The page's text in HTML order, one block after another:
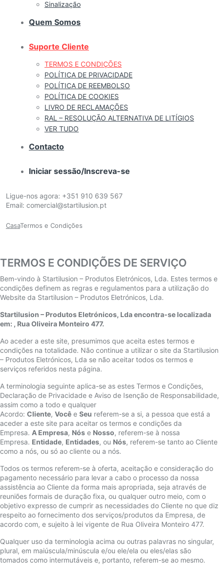
Sinalização
Quem Somos
Suporte Cliente
TERMOS E CONDIÇÕES
POLÍTICA DE PRIVACIDADE
POLÍTICA DE REEMBOLSO
POLÍTICA DE COOKIES
LIVRO DE RECLAMAÇÕES
RAL – RESOLUÇÃO ALTERNATIVA DE LITÍGIOS
VER TUDO
Contacto
Iniciar sessão/Inscreva-se
Ligue-nos agora: +351 910 639 567
Email: comercial@startilusion.pt
CasaTermos e Condições
TERMOS E CONDIÇÕES DE SERVIÇO
Bem-vindo à Startilusion – Produtos Eletrónicos, Lda. Estes termos e
condições definem as regras e regulamentos para a utilização do
Website da Startilusion – Produtos Eletrónicos, Lda.
Startilusion – Produtos Eletrónicos, Lda encontra-se localizada
em: , Rua Oliveira Monteiro 477.
Ao aceder a este site, presumimos que aceita estes termos e
condições na totalidade. Não continue a utilizar o site da Startilusion
– Produtos Eletrónicos, Lda se não aceitar todos os termos e
serviços referidos nesta página.
A terminologia seguinte aplica-se as estes Termos e Condições,
Declaração de Privacidade e Aviso de Isenção de Responsabilidade,
assim como a todo e qualquer
Acordo: Cliente, Você e Seu referem-se a si, a pessoa que está a
aceder a este site para aceitar os termos e condições da
Empresa. A Empresa, Nós e Nosso, referem-se à nossa
Empresa. Entidade, Entidades, ou Nós, referem-se tanto ao Cliente
como a nós, ou só ao cliente ou a nós.
Todos os termos referem-se à oferta, aceitação e consideração do
pagamento necessário para levar a cabo o processo da nossa
assistência ao Cliente da forma mais apropriada, seja através de
reuniões formais de duração fixa, ou qualquer outro meio, com o
objetivo expresso de cumprir as necessidades do Cliente no que diz
respeito ao fornecimento dos serviços/produtos da Empresa, de
acordo com, e sujeito à lei vigente de Rua Oliveira Monteiro 477.
Qualquer uso da terminologia acima ou outras palavras no singular,
plural, em maiúscula/minúscula e/ou ele/ela ou eles/elas são
tomados como intermutáveis e, portanto, referem-se ao mesmo.